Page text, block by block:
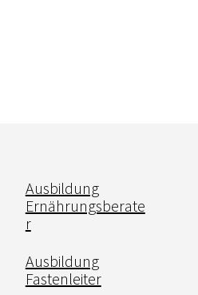
Ausbildung
Ernährungsberate
r
Ausbildung
Fastenleiter